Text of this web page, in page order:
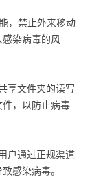
，禁止外来移动
染病毒的风
享文件夹的读写
，以防止病毒
户通过正规渠道
感染病毒。